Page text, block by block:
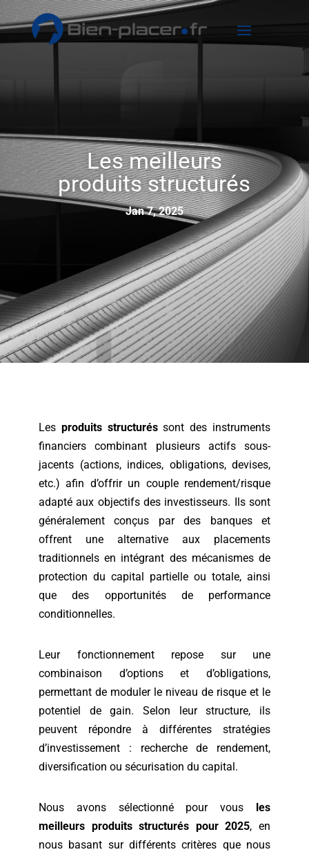
Les meilleurs
produits structurés
Jan 7, 2025
Les produits structuréssont des instruments
financiers combinant plusieurs actifs sous-
jacents (actions, indices, obligations, devises,
etc.) afin d’offrir un couple rendement/risque
adapté aux objectifs des investisseurs. Ils sont
généralement conçus par des banques et
offrent une alternative aux placements
traditionnels en intégrant des mécanismes de
protection du capital partielle ou totale, ainsi
que des opportunités de performance
conditionnelles.
Leur fonctionnement repose sur une
combinaison d’options et d’obligations,
permettant de moduler le niveau de risque et le
potentiel de gain. Selon leur structure, ils
peuvent répondre à différentes stratégies
d’investissement : recherche de rendement,
diversification ou sécurisation du capital.
Nous avons sélectionné pour vous les
meilleurs produits structurés pour 2025, en
nous basant sur différents critères que nous